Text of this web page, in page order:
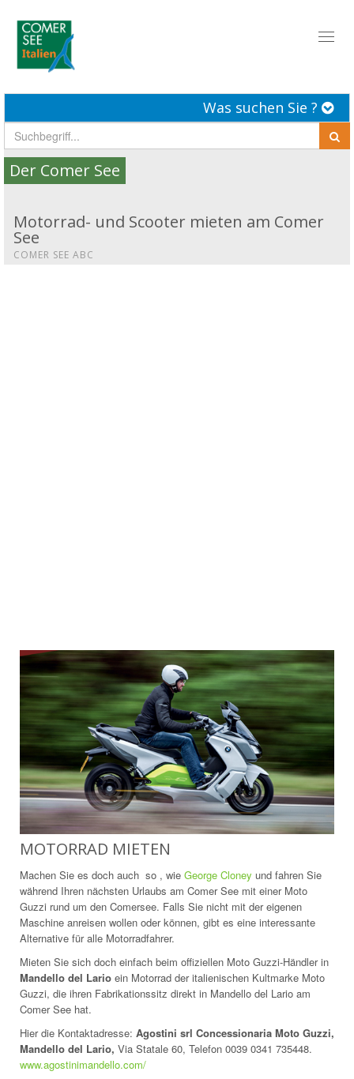
Was suchen Sie ?
Der Comer See
Motorrad- und Scooter mieten am Comer
See
COMER SEE ABC
MOTORRAD MIETEN
Machen Sie es doch auch so , wie George Cloney und fahren Sie
während Ihren nächsten Urlaubs am Comer See mit einer Moto
Guzzi rund um den Comersee. Falls Sie nicht mit der eigenen
Maschine anreisen wollen oder können, gibt es eine interessante
Alternative für alle Motorradfahrer.
Mieten Sie sich doch einfach beim offiziellen Moto Guzzi-Händler in
Mandello del Lario ein Motorrad der italienischen Kultmarke Moto
Guzzi, die ihren Fabrikationssitz direkt in Mandello del Lario am
Comer See hat.
Hier die Kontaktadresse: Agostini srl Concessionaria Moto Guzzi,
Mandello del Lario, Via Statale 60, Telefon 0039 0341 735448.
www.agostinimandello.com/